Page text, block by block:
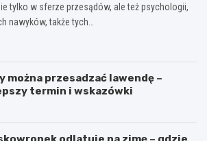
tylko w sferze przesądów, ale też psychologii,
nawyków, także tych…
można przesadzać lawendę –
termin i wskazówki